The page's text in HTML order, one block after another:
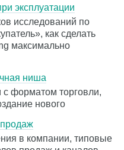
эксплуатации
исследований по
как сделать
максимально
ниша
с форматом торговли,
нового
в компании, типовые